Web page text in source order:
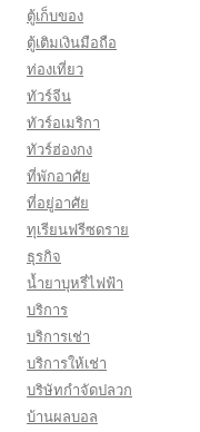
ตู้เก็บของ
ตู้เติมเงินมือถือ
ท่องเที่ยว
ทัวร์จีน
ทัวร์อเมริกา
ทัวร์ฮ่องกง
ที่พักอาศัย
ที่อยู่อาศัย
ทุเรียนฟรีซดราย
ธุรกิจ
น้ำยาบุหรี่ไฟฟ้า
บริการ
บริการเช่า
บริการให้เช่า
บริษัทกำจัดปลวก
บ้านผลบอล